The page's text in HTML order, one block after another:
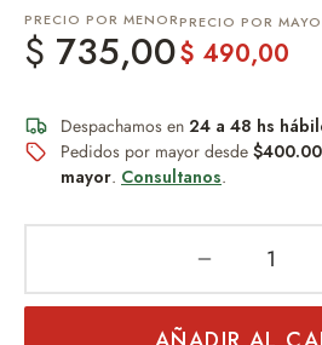
PRECIO POR MENOR
$ 735,00
PRECIO POR
$ 490,00
Despachamos en 24 a 48 hs
Pedidos por mayor desde
mayor. Consultanos.
y Mochilas
Asado y vino
de fin de año